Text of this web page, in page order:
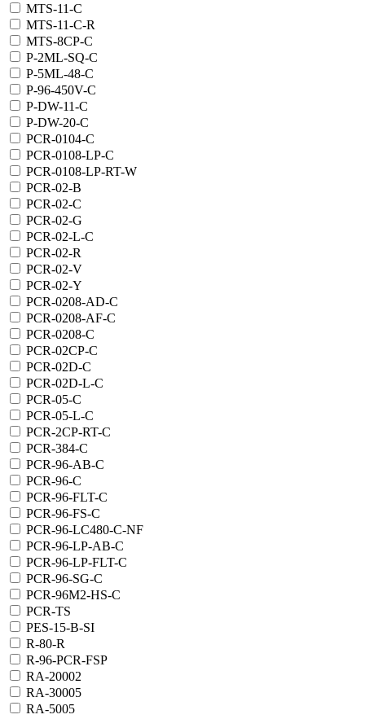
MTS-11-C
MTS-11-C-R
MTS-8CP-C
P-2ML-SQ-C
P-5ML-48-C
P-96-450V-C
P-DW-11-C
P-DW-20-C
PCR-0104-C
PCR-0108-LP-C
PCR-0108-LP-RT-W
PCR-02-B
PCR-02-C
PCR-02-G
PCR-02-L-C
PCR-02-R
PCR-02-V
PCR-02-Y
PCR-0208-AD-C
PCR-0208-AF-C
PCR-0208-C
PCR-02CP-C
PCR-02D-C
PCR-02D-L-C
PCR-05-C
PCR-05-L-C
PCR-2CP-RT-C
PCR-384-C
PCR-96-AB-C
PCR-96-C
PCR-96-FLT-C
PCR-96-FS-C
PCR-96-LC480-C-NF
PCR-96-LP-AB-C
PCR-96-LP-FLT-C
PCR-96-SG-C
PCR-96M2-HS-C
PCR-TS
PES-15-B-SI
R-80-R
R-96-PCR-FSP
RA-20002
RA-30005
RA-5005